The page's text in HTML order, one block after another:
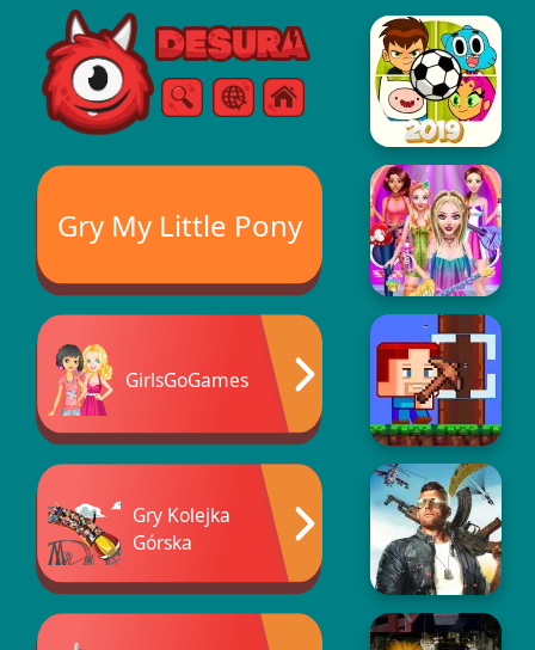
Free Online Games
SzukajMenu
Gry My Little Pony
GirlsGoGames
Gry Kolejka
Górska